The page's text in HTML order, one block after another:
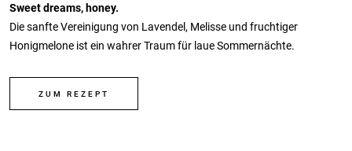
Sweet dreams, honey.
Die sanfte Vereinigung von Lavendel, Melisse und fruchtiger
Honigmelone ist ein wahrer Traum für laue Sommernächte.
ZUM REZEPT